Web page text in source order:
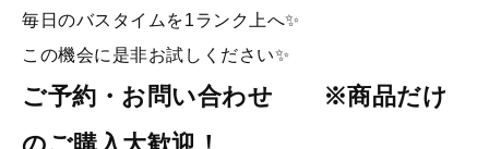
毎日のバスタイムを1ランク上へ✨
この機会に是非お試しください✨
ご予約・お問い合わせ ※商品だけ